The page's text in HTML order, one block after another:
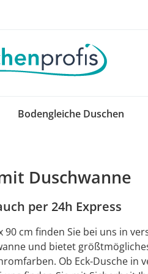
Bodengleiche Duschen
Duschwanne
per 24h Express
90 cm finden Sie bei uns in
und bietet
Ob Eck-Dusche in